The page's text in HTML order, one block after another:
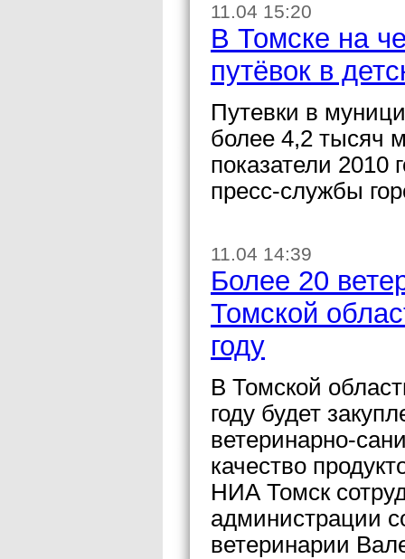
11.04 15:20
В Томске на
путёвок в
Путевки в
более 4,2 тысяч
показатели 2010
пресс-службы
11.04 14:39
Более 20
Томской
году
В Томской
году будет
ветеринарно-
качество
НИА Томск
администрации
ветеринарии